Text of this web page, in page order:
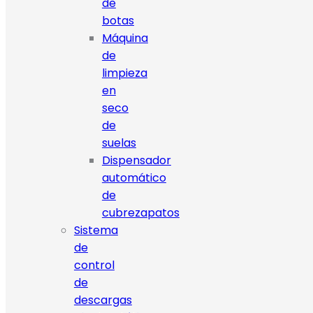
de
botas
Máquina
de
limpieza
en
seco
de
suelas
Dispensador
automático
de
cubrezapatos
Sistema
de
control
de
descargas